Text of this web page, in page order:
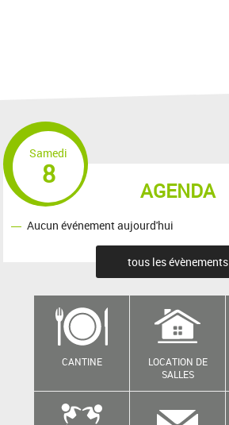
AGENDA
Samedi
8
Aucun événement aujourd'hui
tous les évènements
CANTINE
LOCATION DE
SALLES